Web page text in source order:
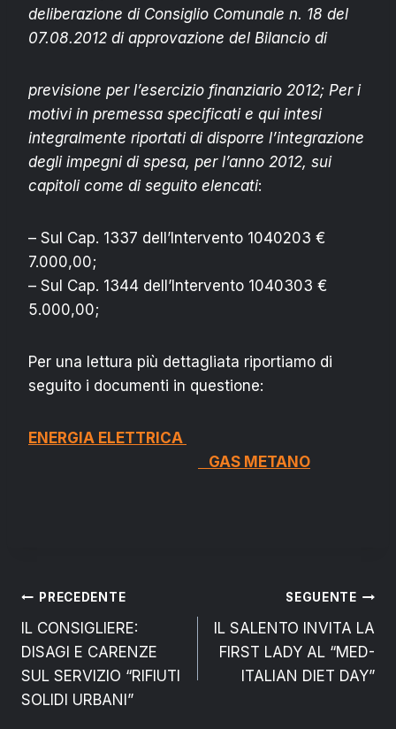
deliberazione di Consiglio Comunale n. 18 del
07.08.2012 di approvazione del Bilancio di
previsione per l’esercizio finanziario 2012; Per i
motivi in premessa specificati e qui intesi
integralmente riportati di disporre l’integrazione
degli impegni di spesa, per l’anno 2012, sui
capitoli come di seguito elencati:
– Sul Cap. 1337 dell’Intervento 1040203 €
7.000,00;
– Sul Cap. 1344 dell’Intervento 1040303 €
5.000,00;
Per una lettura più dettagliata riportiamo di
seguito i documenti in questione:
ENERGIA ELETTRICA
GAS METANO
Navigazione
articoli
PRECEDENTE
IL CONSIGLIERE:
DISAGI E CARENZE
SUL SERVIZIO “RIFIUTI
SOLIDI URBANI”
SEGUENTE
IL SALENTO INVITA LA
FIRST LADY AL “MED-
ITALIAN DIET DAY”